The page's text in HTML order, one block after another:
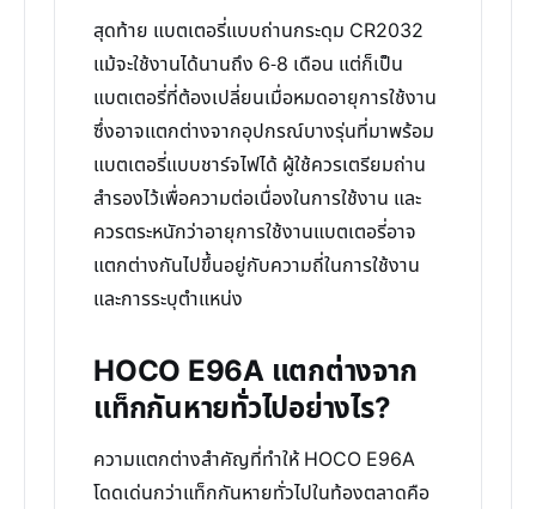
สุดท้าย แบตเตอรี่แบบถ่านกระดุม CR2032
แม้จะใช้งานได้นานถึง 6-8 เดือน แต่ก็เป็น
แบตเตอรี่ที่ต้องเปลี่ยนเมื่อหมดอายุการใช้งาน
ซึ่งอาจแตกต่างจากอุปกรณ์บางรุ่นที่มาพร้อม
แบตเตอรี่แบบชาร์จไฟได้ ผู้ใช้ควรเตรียมถ่าน
สำรองไว้เพื่อความต่อเนื่องในการใช้งาน และ
ควรตระหนักว่าอายุการใช้งานแบตเตอรี่อาจ
แตกต่างกันไปขึ้นอยู่กับความถี่ในการใช้งาน
และการระบุตำแหน่ง
HOCO E96A แตกต่างจาก
แท็กกันหายทั่วไปอย่างไร?
ความแตกต่างสำคัญที่ทำให้ HOCO E96A
โดดเด่นกว่าแท็กกันหายทั่วไปในท้องตลาดคือ